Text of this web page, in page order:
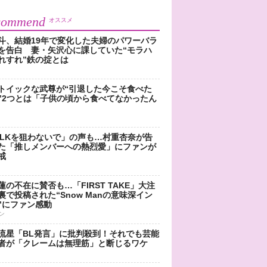
オススメ
、結婚19年で変化した夫婦のパワーバラ
告白 妻・矢沢心に課していた“モラハ
すれ”鉄の掟とは
イックな武尊が“引退した今こそ食べた
つとは「子供の頃から食べてなかったん
を狙わないで」の声も…村重杏奈が告
「推しメンバーへの熱烈愛」にファンが
の不在に賛否も…「FIRST TAKE」大注
で投稿された“Snow Manの意味深イン
にファン感動
星「BL発言」に批判殺到！それでも芸能
が「クレームは無理筋」と断じるワケ